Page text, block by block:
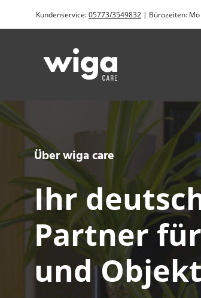
Kundenservice:05773/3549832 | Bürozeiten: Mo
Über wiga care
Ihr
Partner
und